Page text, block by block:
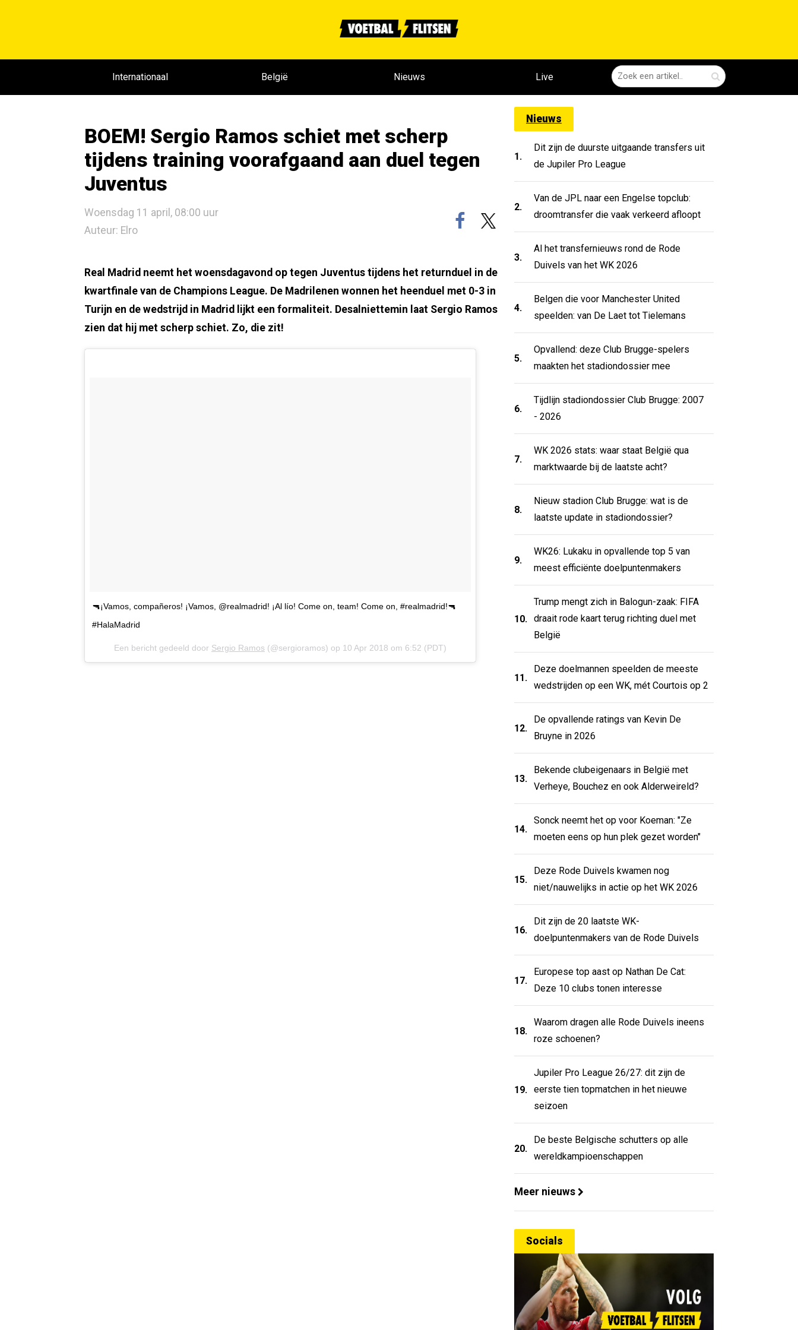
Internationaal België Nieuws Live
BOEM! Sergio Ramos schiet met scherp
tijdens training voorafgaand aan duel tegen
Juventus
Woensdag 11 april, 08:00 uur
Auteur: Elro
Real Madrid neemt het woensdagavond op tegen Juventus tijdens het returnduel in de
kwartfinale van de Champions League. De Madrilenen wonnen het heenduel met 0-3 in
Turijn en de wedstrijd in Madrid lijkt een formaliteit. Desalniettemin laat Sergio Ramos
zien dat hij met scherp schiet. Zo, die zit!
🔫¡Vamos, compañeros! ¡Vamos, @realmadrid! ¡Al lío! Come on, team! Come on, #realmadrid!🔫
#HalaMadrid
Een bericht gedeeld door Sergio Ramos (@sergioramos) op 10 Apr 2018 om 6:52 (PDT)
Nieuws
1.
Dit zijn de duurste uitgaande transfers uit
de Jupiler Pro League
2.
Van de JPL naar een Engelse topclub:
droomtransfer die vaak verkeerd afloopt
3.
Al het transfernieuws rond de Rode
Duivels van het WK 2026
4.
Belgen die voor Manchester United
speelden: van De Laet tot Tielemans
5.
Opvallend: deze Club Brugge-spelers
maakten het stadiondossier mee
6.
Tijdlijn stadiondossier Club Brugge: 2007
- 2026
7.
WK 2026 stats: waar staat België qua
marktwaarde bij de laatste acht?
8.
Nieuw stadion Club Brugge: wat is de
laatste update in stadiondossier?
9.
WK26: Lukaku in opvallende top 5 van
meest efficiënte doelpuntenmakers
10.
Trump mengt zich in Balogun-zaak: FIFA
draait rode kaart terug richting duel met
België
11.
Deze doelmannen speelden de meeste
wedstrijden op een WK, mét Courtois op 2
12.
De opvallende ratings van Kevin De
Bruyne in 2026
13.
Bekende clubeigenaars in België met
Verheye, Bouchez en ook Alderweireld?
14.
Sonck neemt het op voor Koeman: "Ze
moeten eens op hun plek gezet worden"
15.
Deze Rode Duivels kwamen nog
niet/nauwelijks in actie op het WK 2026
16.
Dit zijn de 20 laatste WK-
doelpuntenmakers van de Rode Duivels
17.
Europese top aast op Nathan De Cat:
Deze 10 clubs tonen interesse
18.
Waarom dragen alle Rode Duivels ineens
roze schoenen?
19.
Jupiler Pro League 26/27: dit zijn de
eerste tien topmatchen in het nieuwe
seizoen
20.
De beste Belgische schutters op alle
wereldkampioenschappen
Meer nieuws
Socials